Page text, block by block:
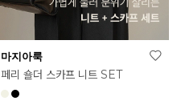
마지아룩
페리 숄더 스카프 니트 SET